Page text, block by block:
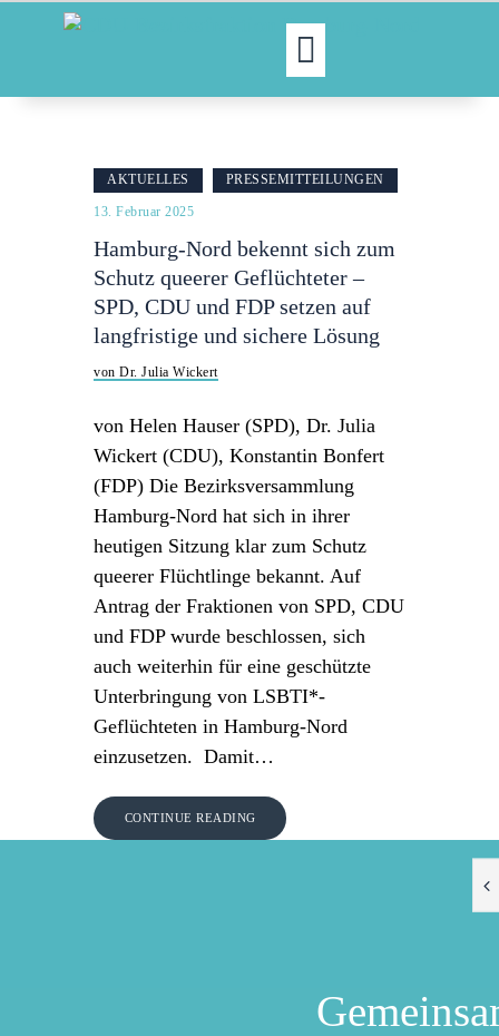
ABGEORDNETE
AKTUELLES
THEMEN
AUSSCHÜSSE
KONTAKT
AKTUELLES PRESSEMITTEILUNGEN
13. Februar 2025
Hamburg-Nord bekennt sich zum
Schutz queerer Geflüchteter –
SPD, CDU und FDP setzen auf
langfristige und sichere Lösung
von Dr. Julia Wickert
von Helen Hauser (SPD), Dr. Julia
Wickert (CDU), Konstantin Bonfert
(FDP) Die Bezirksversammlung
Hamburg-Nord hat sich in ihrer
heutigen Sitzung klar zum Schutz
queerer Flüchtlinge bekannt. Auf
Antrag der Fraktionen von SPD, CDU
und FDP wurde beschlossen, sich
auch weiterhin für eine geschützte
Unterbringung von LSBTI*-
Geflüchteten in Hamburg-Nord
einzusetzen. Damit…
CONTINUE READING